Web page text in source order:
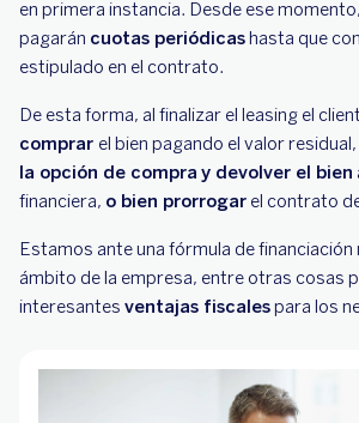
en primera instancia. Desde ese
pagarán cuotas periódicashasta que
estipulado en el contrato.
De esta forma, al finalizar el leasing el
comprar el bien pagando el valor
la opción de compra y devolver el bien
financiera, o bien prorrogar el contrato
Estamos ante una fórmula de financiación
ámbito de la empresa, entre otras cosas
interesantes ventajas fiscalespara los